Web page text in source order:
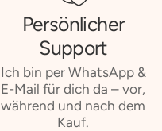
Persönlicher
Support
Ich bin per WhatsApp &
E-Mail für dich da – vor,
während und nach dem
Kauf.